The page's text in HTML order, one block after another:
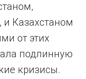
Казахстаном
от этих
подлинную
кризисы.